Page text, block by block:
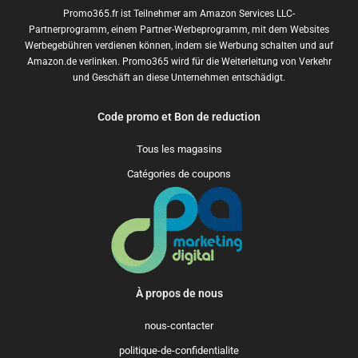
Promo365.fr ist Teilnehmer am Amazon Services LLC-
Partnerprogramm, einem Partner-Werbeprogramm, mit dem Websites
Werbegebühren verdienen können, indem sie Werbung schalten und auf
Amazon.de verlinken. Promo365 wird für die Weiterleitung von Verkehr
und Geschäft an diese Unternehmen entschädigt.
Code promo et Bon de reduction
Tous les magasins
Catégories de coupons
À propos de nous
nous-contacter
politique-de-confidentialite